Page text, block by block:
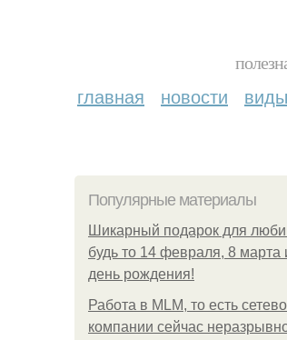
главная новости
Популярные материалы
Шикарный подарок для
будь то 14 февраля, 8 марта
день рождения!
Работа в MLM, то есть
компании сейчас